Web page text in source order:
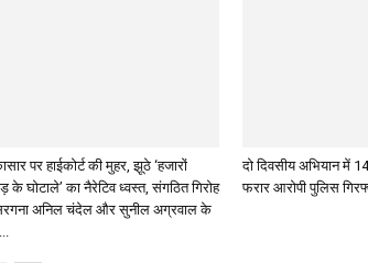
पर हाईकोर्ट की मुहर, झूठे ‘हजारों
के घोटाले’ का नैरेटिव ध्वस्त, संगठित गिरोह
अनिल चंदेल और सुनील अग्रवाल के
दो दिवसीय अभियान में
फरार आरोपी पुलिस